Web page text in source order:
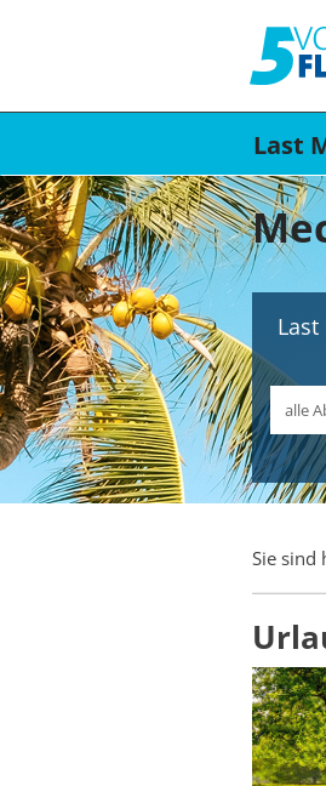
Last
Sie sind